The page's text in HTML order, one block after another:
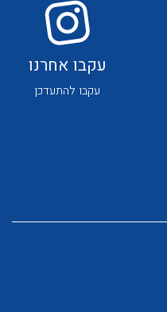
עקבו אחרנו
עקבו להתעדכן